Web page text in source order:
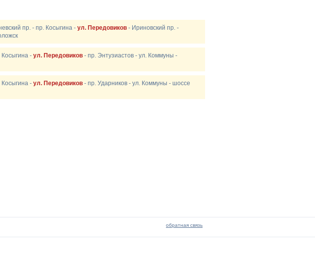
пр. - пр. Косыгина - ул. Передовиков - Ириновский пр. -
Косыгина - ул. Передовиков - пр. Энтузиастов - ул. Коммуны -
Косыгина - ул. Передовиков - пр. Ударников - ул. Коммуны - шоссе
обратная связь